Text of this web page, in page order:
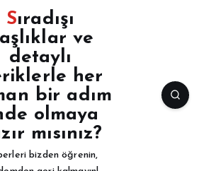
Sıradışı
ve
detaylı
her
bir adım
olmaya
mısınız?
bizden öğrenin,